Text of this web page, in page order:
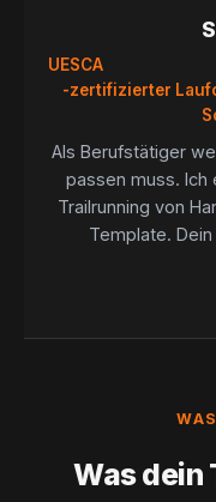
UESCA
-zertifizierter
Als Berufstätiger
passen muss. Ich
Trailrunning von
Template.
Was dein